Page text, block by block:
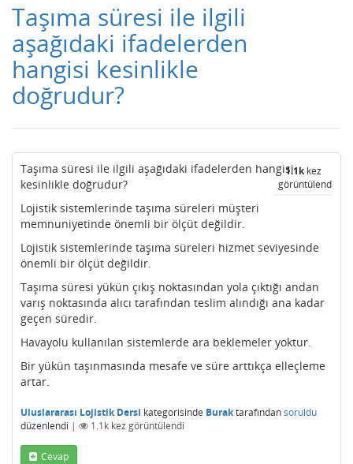
Taşıma süresi ile ilgili
aşağıdaki ifadelerden
hangisi kesinlikle
doğrudur?
1.1kkez
görüntülendi
Taşıma süresi ile ilgili aşağıdaki ifadelerden hangisi
kesinlikle doğrudur?
Lojistik sistemlerinde taşıma süreleri müşteri
memnuniyetinde önemli bir ölçüt değildir.
Lojistik sistemlerinde taşıma süreleri hizmet seviyesinde
önemli bir ölçüt değildir.
Taşıma süresi yükün çıkış noktasından yola çıktığı andan
varış noktasında alıcı tarafından teslim alındığı ana kadar
geçen süredir.
Havayolu kullanılan sistemlerde ara beklemeler yoktur.
Bir yükün taşınmasında mesafe ve süre arttıkça elleçleme
artar.
Uluslararası Lojistik Dersi kategorisinde Buraktarafındansoruldu
düzenlendi | 1.1k kez görüntülendi
Cevap